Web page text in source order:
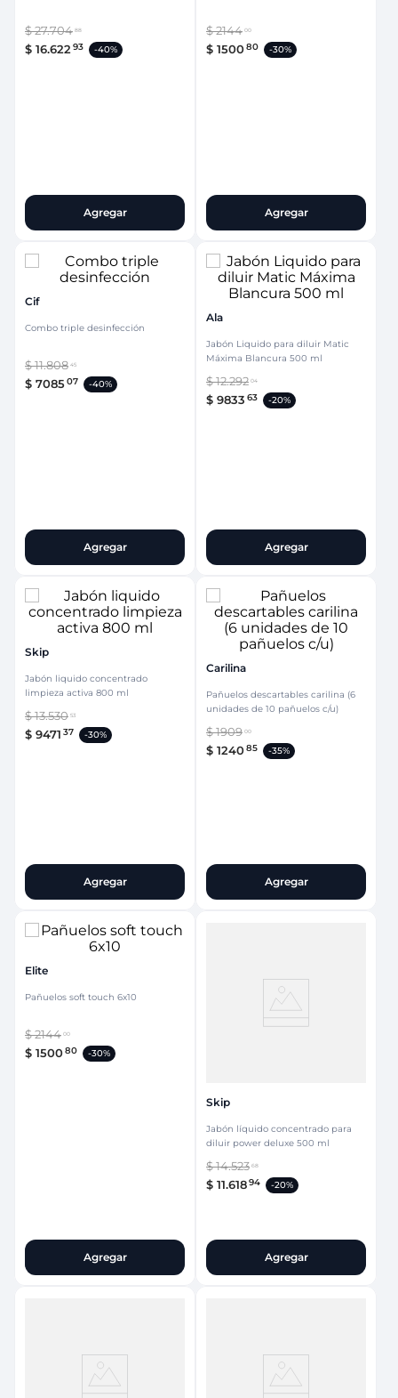
$27.704 88
$ 16.622 93 -40%
Agregar
$2144 00
$ 150080 -30%
Agregar
Cif
Combo triple desinfección
$11.808 45
$ 708507 -40%
Agregar
Ala
Jabón Liquido para diluir Matic
Máxima Blancura 500 ml
$12.292 04
$ 9833 63 -20%
Agregar
Skip
Jabón liquido concentrado
limpieza activa 800 ml
$13.530 53
$ 9471 37 -30%
Agregar
Carilina
Pañuelos descartables carilina (6
unidades de 10 pañuelos c/u)
$1909 00
$ 124085 -35%
Agregar
Elite
Pañuelos soft touch 6x10
$2144 00
$ 150080 -30%
Agregar
Skip
Jabón líquido concentrado para
diluir power deluxe 500 ml
$14.523 68
$ 11.61894 -20%
Agregar